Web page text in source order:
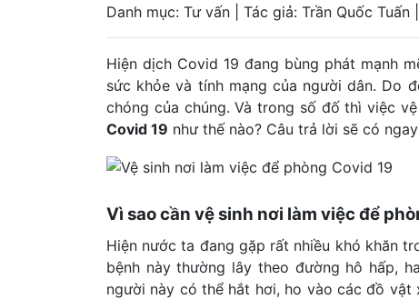
Danh mục: Tư vấn | Tác giả: Trần Quốc
Hiện dịch Covid 19 đang bùng phát mạnh
sức khỏe và tính mạng của người dân. Do
chóng của chúng. Và trong số đố thì việc
Covid 19 như thế nào? Câu trả lời sẽ có
Vì sao cần vệ sinh nơi làm việc để
Hiện nước ta đang gặp rất nhiều khó khăn
bệnh này thường lây theo đường hô hấp,
người này có thể hắt hơi, ho vào các đồ vật